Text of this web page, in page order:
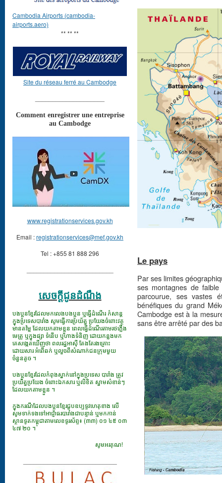
Le pays
Par ses limites
ses montagnes de
parcourue, ses vastes
bénéfiques du grand
Cambodge est à la
sans être arrêté par des
Cambodia Airports (cambodia-
airports.aero)
** ** **
Site du réseau ferré au Cambodge
Comment enregistrer une entreprise
au Cambodge
www.registrationservices.gov.kh
Email :registrationservices@mef.gov.kh
Tel : +855 81 888 296
សេចក្ដីជូនដំណឹង
បងប្អូនខ្មែរដែលមកលេងបងប្អូន ឬធ្វើដំណើរ កំសាន្ត
ក្នុងប្រទេសបារាំង សូមធ្វើការប្រយ័ត្ន ប្រយែងចំពោះវត្ថុ
មានតម្លៃ ដែលយកតាមខ្លួន ពេលធ្វើដំណើរតាមរថភ្លើង
មេត្រូ ឬក្នុងផ្សា ទំនើប ឬហាងទំនិញ ដោយកន្លងមក
គេសង្កេតឃើញថា ពលរដ្ឋអាស៊ី តែងតែរងគ្រោះ
ដោយសារ អំពើឆក់ ឬលួចពីសំណាក់ជនក្រុមមួយ
ចំនួនតូច ។
បងប្អូនខ្មែរដែលកំពុងស្នាក់នៅក្នុងប្រទេស បារាំង ត្រូវ
ប្រយ័ត្នប្រយែង ចំពោះឯកសារ​ ឬលិខិត ស្នាមសំខាន់ៗ
ដែលយកតាមខ្លួន ។
ក្នុងករណីដែលបងប្អូនខ្មែរជួបឧប្បទ្ទវហេតុខាង លើ
សូមទាក់ទងទៅអាជ្ញាធរបារាំងជាបន្ទាន់ ឬមកកាន់
ស្ថានទូតកម្ពុជាតាមលេខទូរស័ព្ទ៖ (៣៣) ០១ ៤៥ ០៣
៤៧ ២០ ។
សូមអរគុណ!